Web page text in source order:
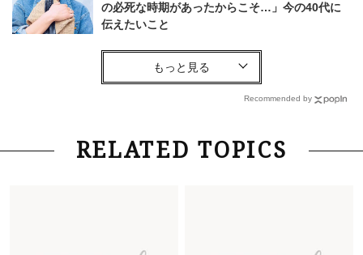
の必死な時期があったからこそ…」今の40代に
伝えたいこと
Fashion
【40代コンサバ派】白Tシャツは「パール×ゴー
Lifestyle 2026.7.29
「お若いですね」は褒め言葉？“若い＝美しい”と
Recommended by
RELATED TOPICS